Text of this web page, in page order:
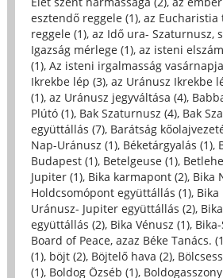
esztendő reggele (1), az Eucharistia
reggele (1), az Idő ura- Szaturnusz,
Igazság mérlege (1), az isteni
(1), Az isteni irgalmasság
Ikrekbe lép (3), az Uránusz Ikrekbe
(1), az Uránusz jegyváltása (4),
Plútó (1), Bak Szaturnusz (4), Bak
együttállás (7), Barátság
Nap-Uránusz (1), Béketárgyalás (1),
Budapest (1), Betelgeuse (1),
Jupiter (1), Bika karmapont (2), Bika
Holdcsomópont együttállás (1), Bika
Uránusz- Jupiter együttállás (2),
együttállás (2), Bika Vénusz (1),
Board of Peace, azaz Béke Tanács.
(1), böjt (2), Böjtelő hava (2),
(1), Boldog Özséb (1),